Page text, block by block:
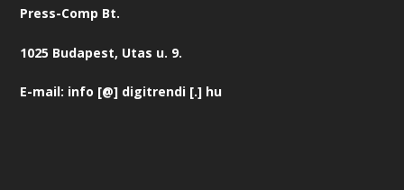
Press-Comp Bt.
1025 Budapest, Utas u. 9.
E-mail: info [@] digitrendi [.] hu